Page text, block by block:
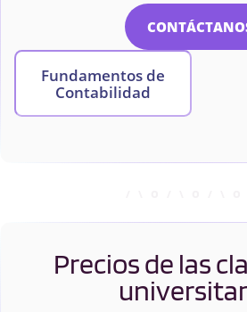
Fundamentos de
Contabilidad
Precios de las